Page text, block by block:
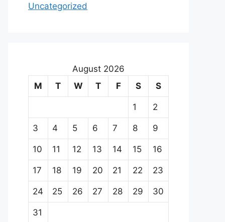
Uncategorized
August 2026
M
T W T F S S
1 2
3 4 5 6 7 8 9
10 11 12 13 14 15 16
17 18 19 20 21 22 23
24 25 26 27 28 29 30
31